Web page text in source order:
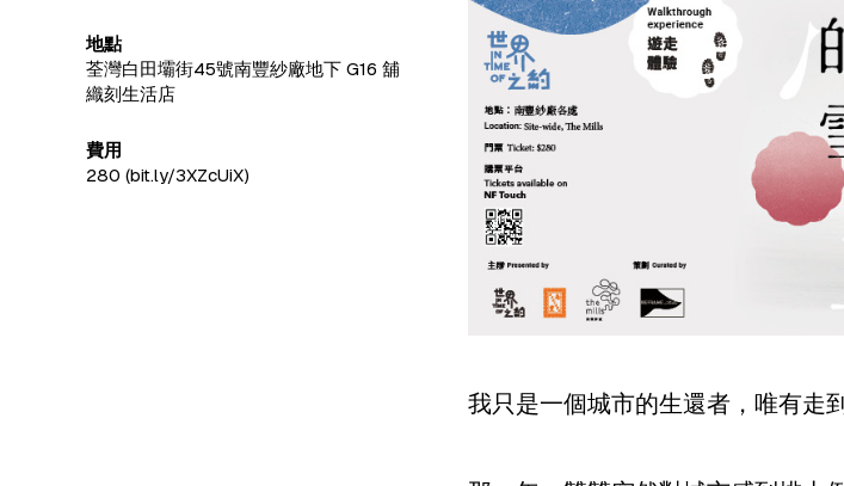
我只是一個城市的生還者，唯有走
地點
荃灣白田壩街45號南豐紗廠地下 G16 舖
織刻生活店
費用
280 (bit.ly/3XZcUiX)